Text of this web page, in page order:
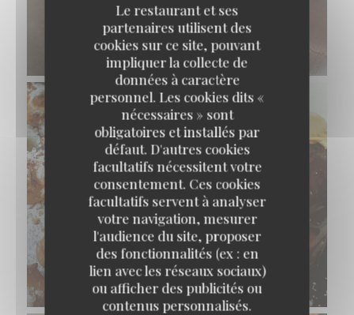
Le restaurant et ses
partenaires utilisent des
cookies sur ce site, pouvant
impliquer la collecte de
données à caractère
personnel. Les cookies dits «
nécessaires » sont
obligatoires et installés par
défaut. D'autres cookies
facultatifs nécessitent votre
consentement. Ces cookies
facultatifs servent à analyser
votre navigation, mesurer
l'audience du site, proposer
des fonctionnalités (ex : en
lien avec les réseaux sociaux)
ou afficher des publicités ou
contenus personnalisés.
POT AU FEU AU BŒUF DE L’AUBRAC
© Pierre Négrevergne
PROFITEROLES, GLACE VANILLE
D’EMMANUEL RYON MOF GLACIER, SAUCE
CHOCOLAT
© Pierre Négrevergne